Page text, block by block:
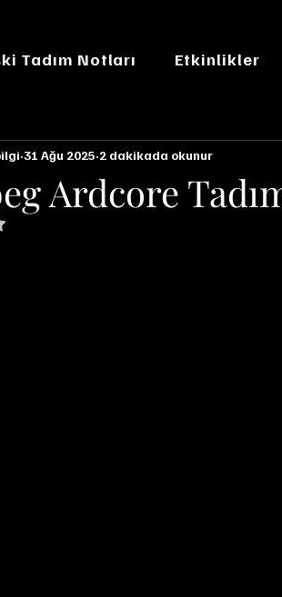
Tadım Notları Etkinlikler
Ardcore
31 Ağu 2025 2 dakikada okunur
NaN yıldız